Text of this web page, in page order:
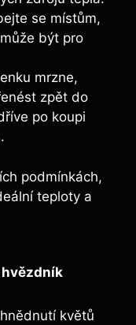
se místům,
být pro
mrzne,
zpět do
po koupi
podmínkách,
teploty a
hvězdník
květů